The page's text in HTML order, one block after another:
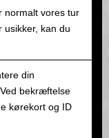
normalt vores tur
usikker, kan du
din
bekræftelse
kørekort og ID